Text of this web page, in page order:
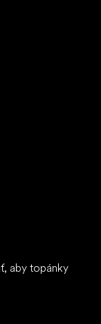
aby topánky